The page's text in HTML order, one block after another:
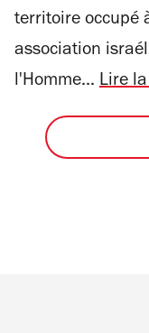
territoire occupé
association
l'Homme... Lire